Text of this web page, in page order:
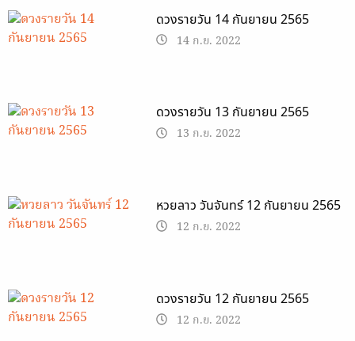
ดวงรายวัน 14 กันยายน 2565
14 ก.ย. 2022
ดวงรายวัน 13 กันยายน 2565
13 ก.ย. 2022
หวยลาว วันจันทร์ 12 กันยายน 2565
12 ก.ย. 2022
ดวงรายวัน 12 กันยายน 2565
12 ก.ย. 2022